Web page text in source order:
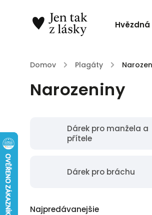
Domov / Plagáty /
Narozeniny
Dárek pro manžela a
přítele
Dárek pro bráchu
Najpredávanejšie